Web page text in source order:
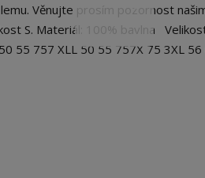
Věnujte prosím pozornost
S. Materiál: 100% bavlna
55 757 XLL 50 55 757X 75 3XL